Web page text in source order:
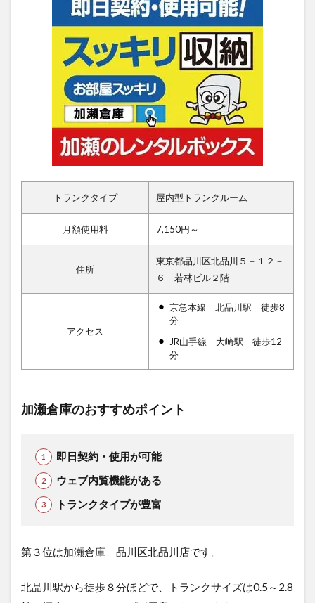
トランクタイプ 屋内型トランクルーム
月額使用料 7,150円～
住所
東京都品川区北品川５－１２－
６ 若林ビル２階
アクセス
京急本線 北品川駅 徒歩8
分
JR山手線 大崎駅 徒歩12
分
加瀬倉庫のおすすめポイント
即日契約・使用が可能
ウェブ内覧機能がある
トランクタイプが豊富
第３位は加瀬倉庫 品川区北品川店です。
北品川駅から徒歩８分ほどで、トランクサイズは0.5～2.8